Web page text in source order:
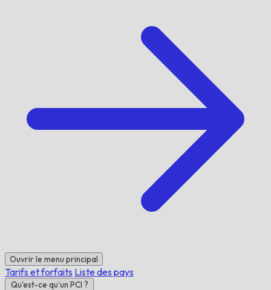
Ouvrir le menu principal
Tarifs et forfaits Liste des pays
Qu'est-ce qu'un PCI ?